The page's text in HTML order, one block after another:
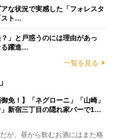
な状況で実感した「フォレスタ
スト…
」と戸惑うのには理由があっ
る躍進…
一覧を見る
御免！】「ネグローニ」「山崎」
」新宿三丁目の隠れ家バーで1…
が、昼から飲むお酒にはまた格